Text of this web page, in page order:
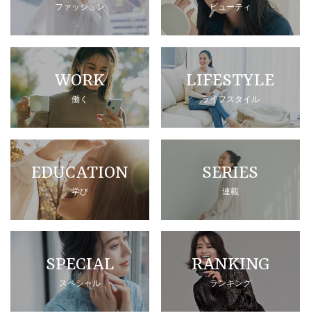
ファッション ビューティ
WORK
働く
LIFESTYLE
ライフスタイル
EDUCATION
学び
SERIES
連載
SPECIAL
スペシャル
RANKING
ランキング